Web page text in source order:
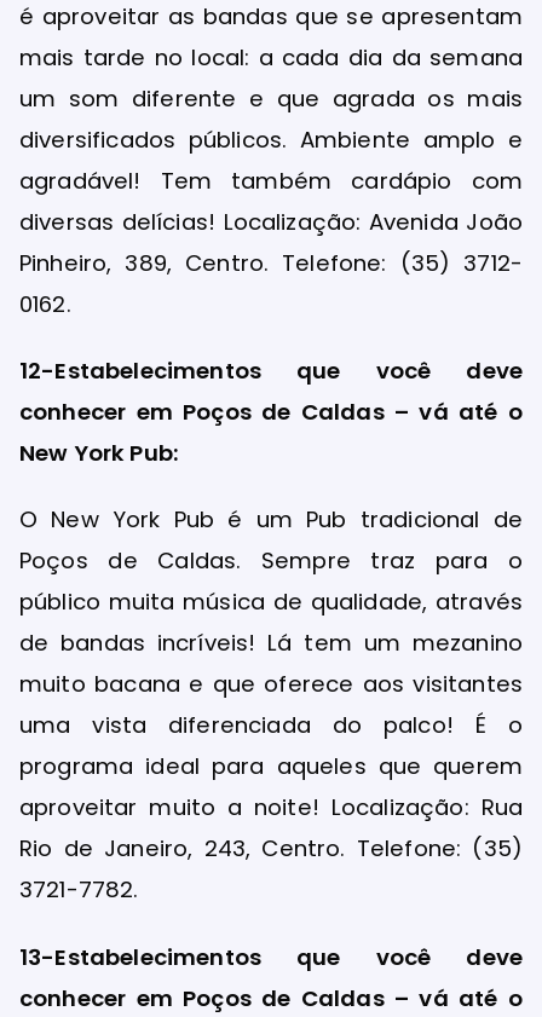
é aproveitar as bandas que se apresentam
mais tarde no local: a cada dia da semana
um som diferente e que agrada os mais
diversificados públicos. Ambiente amplo e
agradável! Tem também cardápio com
diversas delícias! Localização: Avenida João
Pinheiro, 389, Centro. Telefone: (35) 3712-
0162.
12-Estabelecimentos que você deve
conhecer em Poços de Caldas – vá até o
New York Pub:
O New York Pub é um Pub tradicional de
Poços de Caldas. Sempre traz para o
público muita música de qualidade, através
de bandas incríveis! Lá tem um mezanino
muito bacana e que oferece aos visitantes
uma vista diferenciada do palco! É o
programa ideal para aqueles que querem
aproveitar muito a noite! Localização: Rua
Rio de Janeiro, 243, Centro. Telefone: (35)
3721-7782.
13-Estabelecimentos que você deve
conhecer em Poços de Caldas – vá até o